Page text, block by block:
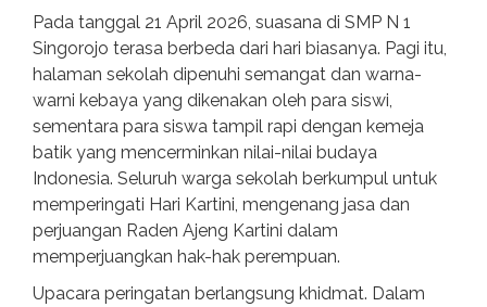
Pada tanggal 21 April 2026, suasana di SMP N 1
Singorojo terasa berbeda dari hari biasanya. Pagi itu,
halaman sekolah dipenuhi semangat dan warna-
warni kebaya yang dikenakan oleh para siswi,
sementara para siswa tampil rapi dengan kemeja
batik yang mencerminkan nilai-nilai budaya
Indonesia. Seluruh warga sekolah berkumpul untuk
memperingati Hari Kartini, mengenang jasa dan
perjuangan Raden Ajeng Kartini dalam
memperjuangkan hak-hak perempuan.
Upacara peringatan berlangsung khidmat. Dalam